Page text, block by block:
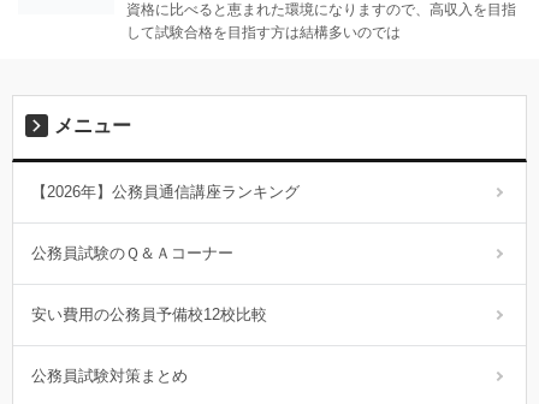
資格に比べると恵まれた環境になりますので、高収入を目指
して試験合格を目指す方は結構多いのでは
メニュー
【2026年】公務員通信講座ランキング
公務員試験のＱ＆Ａコーナー
安い費用の公務員予備校12校比較
公務員試験対策まとめ